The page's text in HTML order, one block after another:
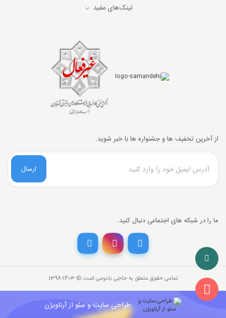
تخفیف خرید نقدی
با انتخاب درگاه پرداخت حاجی بادومی از 3% خرید نقدی تخفیف بگیرید.
قیمت جدید کالا
با احتساب تخفیف 269,660
لینک‌های مفید
از آخرین تخفیف ها و جشنواره ها با خبر شوید.
ارسال
ما را در شبکه های اجتماعی دنبال کنید.
تمامی حقوق متعلق به حاجی بادومی است.©‏ 1398-1403
طراحی سایت و سئو از آرناویژن